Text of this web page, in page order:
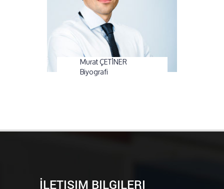
Murat ÇETİNER
Biyografi
İLETIŞIM BILGILERI